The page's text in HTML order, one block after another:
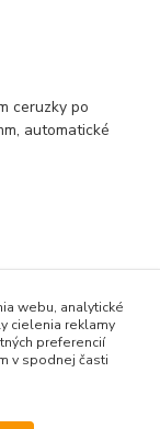
ceruzky po
automatické
webu, analytické
cielenia reklamy
preferencií
v spodnej časti